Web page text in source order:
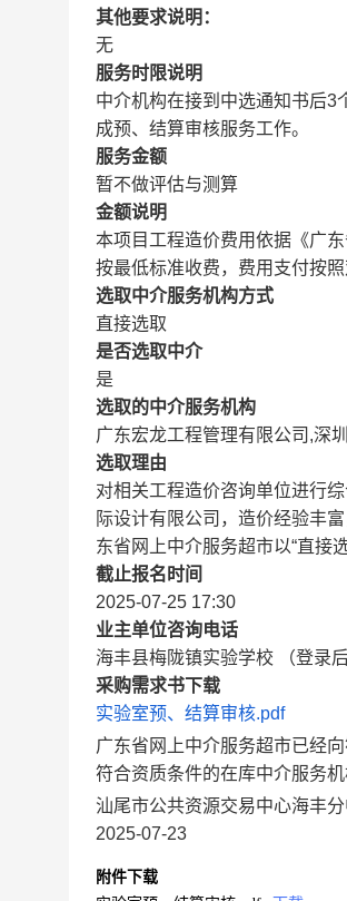
其他要求说明：
无
服务时限说明
中介机构在接到中选通知书后3
成预、结算审核服务工作。
服务金额
暂不做评估与测算
金额说明
本项目工程造价费用依据《广
按最低标准收费，费用支付按
选取中介服务机构方式
直接选取
是否选取中介
是
选取的中介服务机构
广东宏龙工程管理有限公司,深
选取理由
对相关工程造价咨询单位进行
际设计有限公司，造价经验丰
东省网上中介服务超市以“直接
截止报名时间
2025-07-25 17:30
业主单位咨询电话
海丰县梅陇镇实验学校 （登录后
采购需求书下载
实验室预、结算审核.pdf
广东省网上中介服务超市已经
符合资质条件的在库中介服务
汕尾市公共资源交易中心海丰
2025-07-23
附件下载